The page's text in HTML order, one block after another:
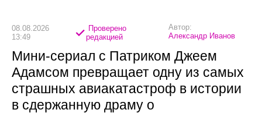
08.08.2026
13:49
Проверено
редакцией
Автор:
Александр Иванов
Мини-сериал с Патриком Джеем
Адамсом превращает одну из самых
страшных авиакатастроф в истории
в сдержанную драму о